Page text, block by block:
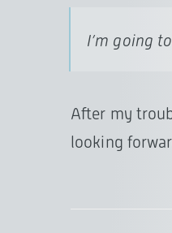
I’m going
After my
looking